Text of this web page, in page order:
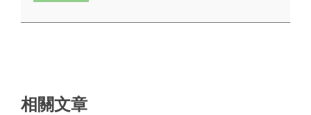
相關文章